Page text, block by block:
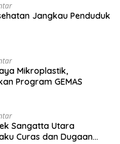
Jangkau Penduduk
Mikroplastik,
Program GEMAS
Sangatta Utara
Curas dan Dugaan